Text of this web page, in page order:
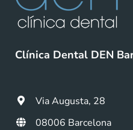
Clínica Dental DEN
Via Augusta, 28
08006 Barcelona